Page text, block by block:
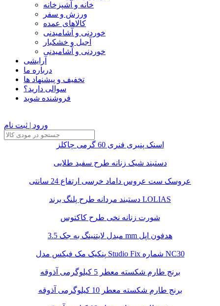
خانه و آشپزخانه
ورزش و سفر
کالاهای عمده
خوردنی و آشامیدنی
آجیل و خشکبار
خوردنی و آشامیدنی
آرایشی
درباره ما
تخفیف و پیشنهاد ها
سوالی دارید؟
فروشنده شوید
ورود | ثبت نام
اسنک پنیری فنری 60 گرمی چاکلز
دستبند شیک زنانه طرح سفید طلایی
عروسک ست عروس داماد خرسی ارتفاع 24 سانتی
دستبند مردانه طرح پلنگ برند LOLIAS
شورت زنانه نخی طرح کاکتوس
مبدل لایتنینگ به جک 3.5 mm هدفون اپل
پنکیک مک فیکس مدل Studio Fix شماره NC30
برنج طارم شکسته معطر 5 کیلوگرمی آذوقه
برنج طارم شکسته معطر 10 کیلوگرمی آذوقه